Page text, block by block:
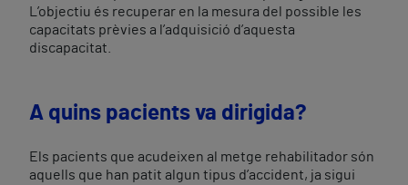
L’objectiu és recuperar en la mesura del possible les
capacitats prèvies a l’adquisició d’aquesta
discapacitat.
A quins pacients va dirigida?
Els pacients que acudeixen al metge rehabilitador són
aquells que han patit algun tipus d’accident, ja sigui